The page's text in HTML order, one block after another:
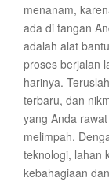
menanam,
ada di tangan
adalah alat
proses berjalan
harinya.
terbaru, dan
yang Anda
melimpah.
teknologi, lahan
kebahagiaan